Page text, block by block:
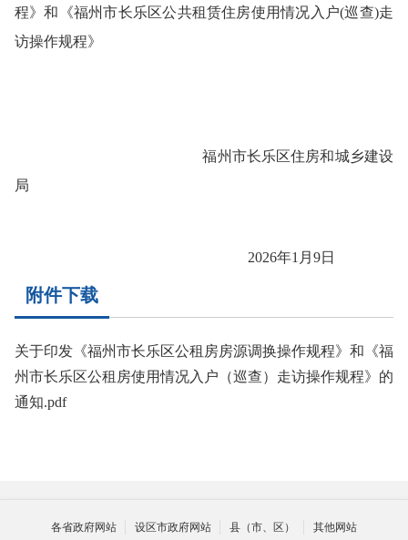
程》和《福州市长乐区公共租赁住房使用情况入户(巡查)走
访操作规程》
福州市长乐区住房和城乡建设
局
2026年1 月 9日
附件下载
关于印发《福州市长乐区公租房房源调换操作规程》和《福
州市长乐区公租房使用情况入户（巡查）走访操作规程》的
通知.pdf
各省政府网站 设区市政府网站 县（市、区） 其他网站